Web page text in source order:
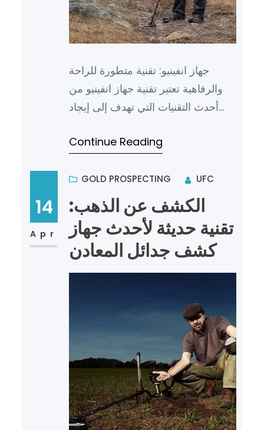
جهاز انفينيو: تقنية متطورة للراحة
والرفاهية تعتبر تقنية جهاز انفينيو من
أحدث التقنيات التي تهدف إلى إيجاد
الأشخاص. يتميز ه…
Continue Reading
14
Apr
GOLD PROSPECTING UFC
الكشف عن الذهب:
تقنية حديثة لأحدث جهاز
كشف جدائل المعادن